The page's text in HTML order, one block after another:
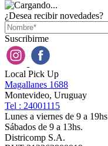
¿Desea recibir novedades?
Suscribirme
Local Pick Up
Magallanes 1688
Montevideo, Uruguay
Tel : 24001115
Lunes a viernes de 9 a 19hs
Sábados de 9 a 13hs.
Districomp S.A.